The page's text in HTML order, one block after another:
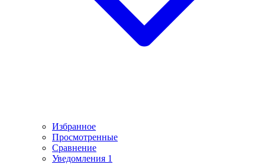
Избранное
Просмотренные
Сравнение
Уведомления 1